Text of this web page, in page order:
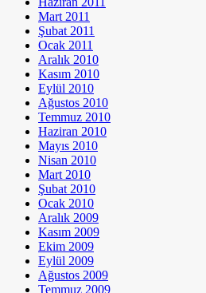
Mart 2011
Şubat 2011
Ocak 2011
Aralık 2010
Kasım 2010
Eylül 2010
Ağustos 2010
Temmuz 2010
Haziran 2010
Mayıs 2010
Nisan 2010
Mart 2010
Şubat 2010
Ocak 2010
Aralık 2009
Kasım 2009
Ekim 2009
Eylül 2009
Ağustos 2009
Temmuz 2009